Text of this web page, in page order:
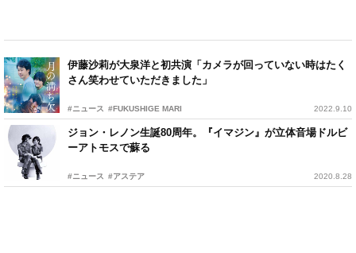
伊藤沙莉が大泉洋と初共演「カメラが回っていない時はたく
さん笑わせていただきました」
#ニュース #FUKUSHIGE MARI 2022.9.10
ジョン・レノン生誕80周年。『イマジン』が立体音場ドルビ
ーアトモスで蘇る
#ニュース #アステア 2020.8.28